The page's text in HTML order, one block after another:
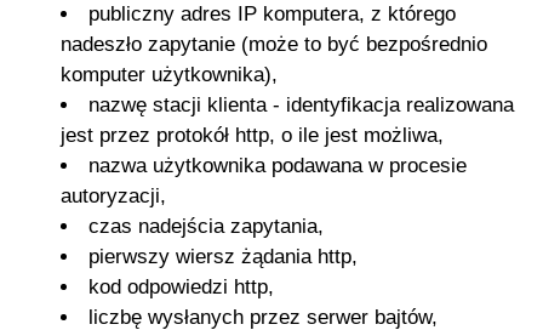
publiczny adres IP komputera, z którego
nadeszło zapytanie (może to być bezpośrednio
komputer użytkownika),
nazwę stacji klienta - identyfikacja realizowana
jest przez protokół http, o ile jest możliwa,
nazwa użytkownika podawana w procesie
autoryzacji,
czas nadejścia zapytania,
pierwszy wiersz żądania http,
kod odpowiedzi http,
liczbę wysłanych przez serwer bajtów,